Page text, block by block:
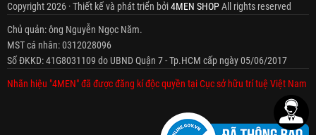
Copyright 2026 · Thiết kế và phát triển bởi4MEN SHOPAll rights reserved
Chủ quản: ông Nguyễn Ngọc Năm.
MST cá nhân: 0312028096
Số ĐKKD: 41G8031109 do UBND Quận 7 - Tp.HCM cấp ngày 05/06/2017
Nhãn hiệu "4MEN" đã được đăng kí độc quyền tại Cục sở hữu trí tuệ Việt Nam